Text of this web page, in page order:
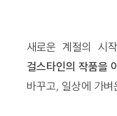
새로운 계절의 시
걸스타인의 작품을
바꾸고, 일상에 가벼